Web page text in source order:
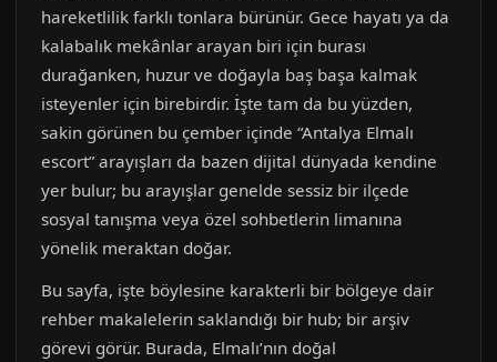
hareketlilik farklı tonlara bürünür. Gece hayatı ya da
kalabalık mekânlar arayan biri için burası
durağanken, huzur ve doğayla baş başa kalmak
isteyenler için birebirdir. İşte tam da bu yüzden,
sakin görünen bu çember içinde “Antalya Elmalı
escort” arayışları da bazen dijital dünyada kendine
yer bulur; bu arayışlar genelde sessiz bir ilçede
sosyal tanışma veya özel sohbetlerin limanına
yönelik meraktan doğar.
Bu sayfa, işte böylesine karakterli bir bölgeye dair
rehber makalelerin saklandığı bir hub; bir arşiv
görevi görür. Burada, Elmalı’nın doğal